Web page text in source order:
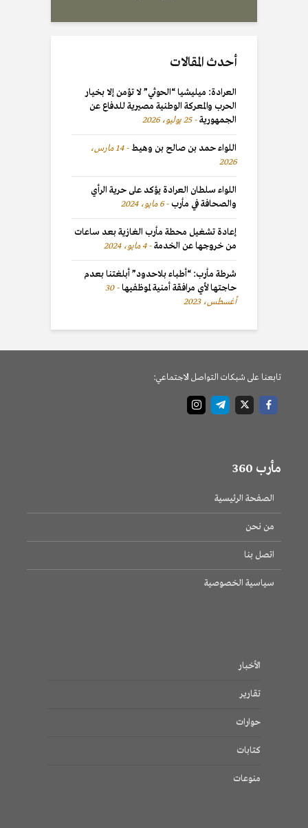
أحدث المقالات
العرادة: ميليشيا “الحوثي” لا تؤمن إلا بخيار
الحرب والمعركة الوطنية مصيرية للدفاع عن
الجمهورية
25 يوليو، 2026
اللواء حمد بن صالح بن وهيط
14 مارس،
2026
اللواء سلطان العرادة يؤكد على حرية الرأي
والصحافة في مأرب
6 مايو، 2024
إعادة تشغيل محطة مأرب الغازية بعد ساعات
من خروجها عن الخدمة
4 مايو، 2024
شرطة مأرب: “أطباء بلاحدود” أبلغتنا بعدم
حاجتها لأي مرافقة أمنية لموظفيها
30
أغسطس، 2023
تابعنا على شبكات التواصل الاجتماعي:
مأرب 360
الصفحة الرئيسية
من نحن
اتصل بنا
سياسية الخصوصية
الأخبار
تقارير
حوارات
كتابات
منوعات